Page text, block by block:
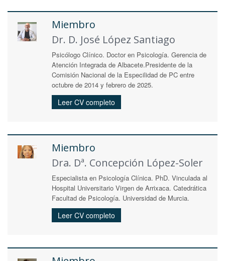
Miembro
Dr. D. José López Santiago
Psicólogo Clínico. Doctor en Psicología. Gerencia de
Atención Integrada de Albacete.Presidente de la
Comisión Nacional de la Especilidad de PC entre
octubre de 2014 y febrero de 2025.
Leer CV completo
Miembro
Dra. Dª. Concepción López-Soler
Especialista en Psicología Clínica. PhD. Vinculada al
Hospital Universitario Virgen de Arrixaca. Catedrática
Facultad de Psicología. Universidad de Murcia.
Leer CV completo